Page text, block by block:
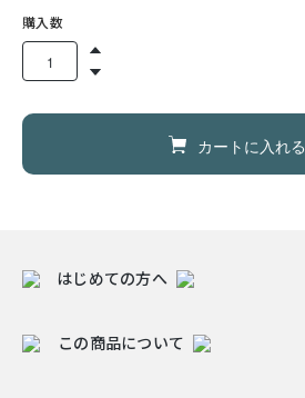
購入数
カートに入れる
はじめての方へ
この商品について